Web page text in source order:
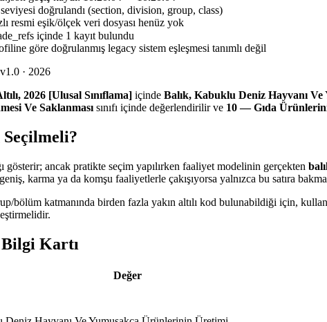
doğrulandı (section, division, group, class)
resmi eşik/ölçek veri dosyası henüz yok
içinde 1 kayıt bulundu
göre doğrulanmış legacy sistem eşleşmesi tanımlı değil
v1.0 · 2026
2026 [Ulusal Sınıflama] içinde Balık, Kabuklu Deniz Hayvanı
Ve Saklanmasısınıfı içinde değerlendirilir ve 10 — Gıda
Seçilmeli?
gösterir; ancak pratikte seçim yapılırken faaliyet modelinin gerçekten
karma ya da komşu faaliyetlerle çakışıyorsa yalnızca bu satıra
bölüm katmanında birden fazla yakın altılı kod bulunabildiği için,
Bilgi Kartı
Değer